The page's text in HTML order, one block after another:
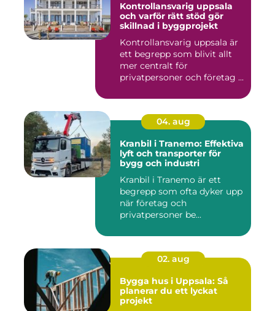
Kontrollansvarig uppsala
och varför rätt stöd gör
skillnad i byggprojekt
Kontrollansvarig uppsala är
ett begrepp som blivit allt
mer centralt för
privatpersoner och företag ...
04. aug
Kranbil i Tranemo: Effektiva
lyft och transporter för
bygg och industri
Kranbil i Tranemo är ett
begrepp som ofta dyker upp
när företag och
privatpersoner be...
02. aug
Bygga hus i Uppsala: Så
planerar du ett lyckat
projekt